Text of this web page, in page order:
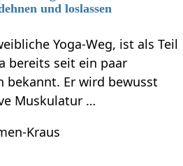
und loslassen
Yoga-Weg, ist als Teil
bereits seit ein paar
bekannt. Er wird bewusst
Muskulatur …
Kraus